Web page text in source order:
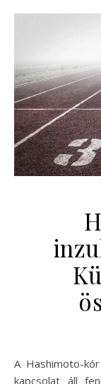
A Hashimoto-kór és az inzulinrezisztencia között szoros
kapcsolat áll